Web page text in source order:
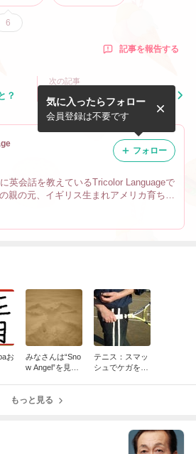
6
記事を報告する
？
次の記事
（気軽な）「どうもありがと
う」を英語で言うと？
英会話を教えているTricolor Languageで
親の元、イギリス生まれアメリカ育ちで
く、文化や英語の微妙なニュアンスの
ています。
気に入ったらフォロー
会員登録は不要です
フォロー
お
みなさんは“Sno
w Angel”を見た
テニス：スマッ
シュでケガをし
もっと見る